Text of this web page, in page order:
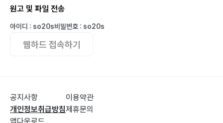
원고 및 파일 전송
아이디 : so20s비밀번호 : so20s
웹하드 접속하기
공지사항
개인정보취급방침
이용약관
제휴문의